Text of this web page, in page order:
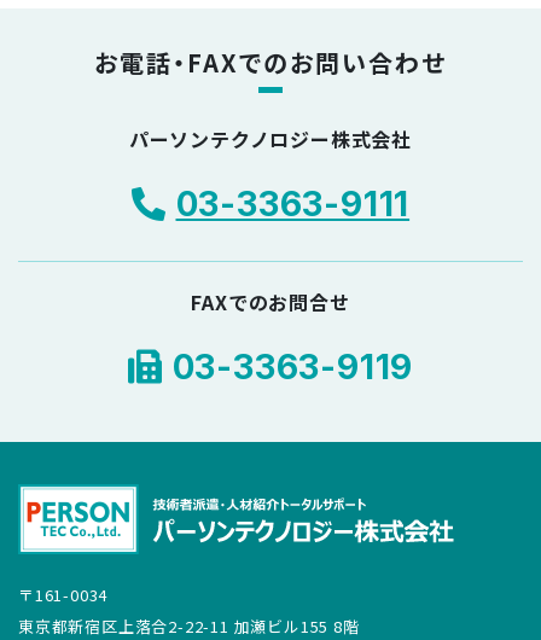
お電話・FAXでのお問い合わせ
パーソンテクノロジー株式会社
03-3363-9111
FAXでのお問合せ
03-3363-9119
〒161-0034
東京都新宿区上落合2-22-11 加瀬ビル155 8階